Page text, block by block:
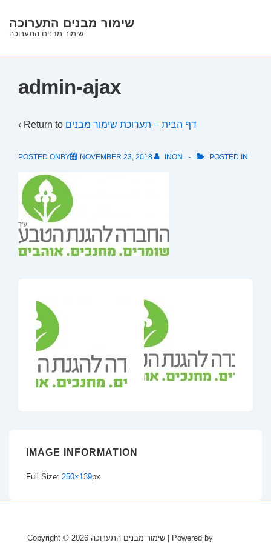
Skip
Main
שימור מבנים התערוכה
שימור מבנים התערוכה
admin-ajax
‹ Return to דף הבית – תערוכת שימור מבנים
POSTED ONBY NOVEMBER 23, 2018 INON POSTED IN
IMAGE INFORMATION
Full Size: 250×139px
Copyright © 2026 | Powered by